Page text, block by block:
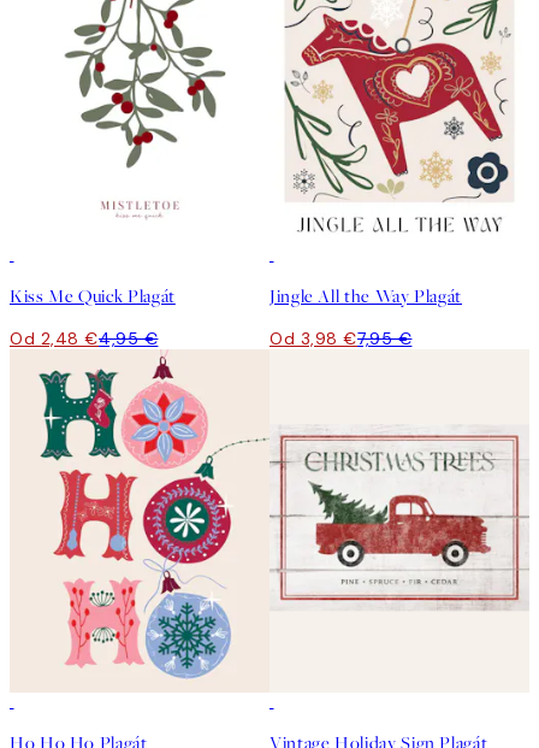
Kiss Me Quick Plagát
Od 2,48 €4,95 €
Jingle All the Way Plagát
Od 3,98 €7,95 €
Ho Ho Ho Plagát Vintage Holiday Sign Plagát